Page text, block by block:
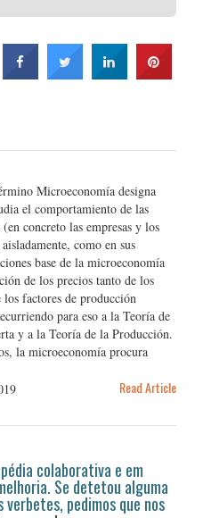
Microeconomía designa
el comportamiento de las
concreto las empresas y los
como en sus
base de la microeconomía
de los precios tanto de los
factores de producción
para eso a la Teoría de
y a la Teoría de la Producción.
la microeconomía procura
Read Article
colaborativa e em
Se detetou alguma
pedimos que nos